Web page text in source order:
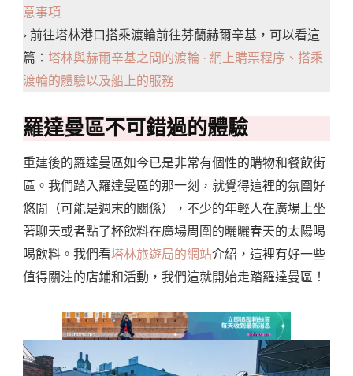
意事項
› 前往塔林港口搭乘渡輪前往芬蘭赫爾辛基，可以看這
篇： 塔林與赫爾辛基之間的渡輪 · 網上購票程序、搭乘
渡輪的體驗以及船上的服務
羅達曼區不可錯過的體驗
重建後的羅達曼區如今已是非常有個性的購物和餐飲街
區。我們踏入羅達曼區的那一刻，就覺得這裡的氛圍好
悠閒（可能是週末的關係），不少的年輕人在廣場上坐
著聊天或者點了杯飲料在廣場周圍的曬曬春天的太陽喝
喝飲料。我們看塔林旅遊局的網站介紹，這裡有好一些
值得關注的店鋪和活動，我們這就開始走踏羅達曼區！